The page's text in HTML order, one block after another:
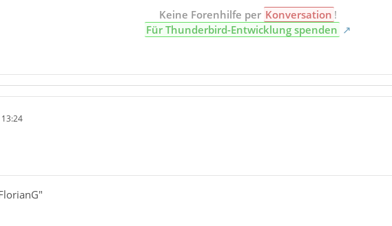
font.size.variable.x-central-euro	17
font.size.variable.x-western	17
places.history.expiration.transient_current_max_pages	104858
Keine Forenhilfe per Konversation !
Für Thunderbird-Entwicklung spenden